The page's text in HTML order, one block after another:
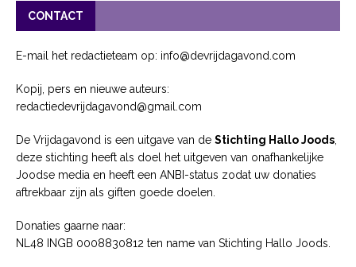
CONTACT
E-mail het redactieteam op: info@devrijdagavond.com
Kopij, pers en nieuwe auteurs:
redactiedevrijdagavond@gmail.com
De Vrijdagavond is een uitgave van de Stichting Hallo Joods
deze stichting heeft als doel het uitgeven van onafhankelijke
Joodse media en heeft een ANBI-status zodat uw donaties
aftrekbaar zijn als giften goede doelen.
Donaties gaarne naar:
NL48 INGB 0008830812 ten name van Stichting Hallo Joods.